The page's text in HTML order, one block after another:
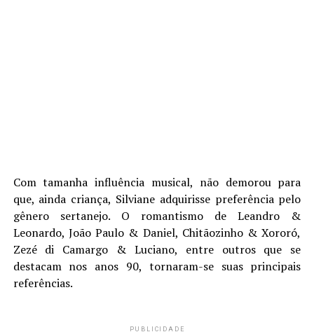
Com tamanha influência musical, não demorou para
que, ainda criança, Silviane adquirisse preferência pelo
gênero sertanejo. O romantismo de Leandro &
Leonardo, João Paulo & Daniel, Chitãozinho & Xororó,
Zezé di Camargo & Luciano, entre outros que se
destacam nos anos 90, tornaram-se suas principais
referências.
PUBLICIDADE